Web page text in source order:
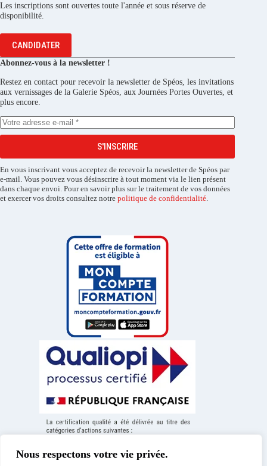
Nous respectons votre vie privée.
Les inscriptions sont ouvertes toute l'année et sous réserve de
disponibilité.
CANDIDATER
Abonnez-vous à la newsletter !
Restez en contact pour recevoir la newsletter de Spéos, les invitations
aux vernissages de la Galerie Spéos, aux Journées Portes Ouvertes, et
plus encore.
S'INSCRIRE
En vous inscrivant vous acceptez de recevoir la newsletter de Spéos par
e-mail. Vous pouvez vous désinscrire à tout moment via le lien présent
dans chaque envoi. Pour en savoir plus sur le traitement de vos données
et exercer vos droits consultez notre politique de confidentialité.